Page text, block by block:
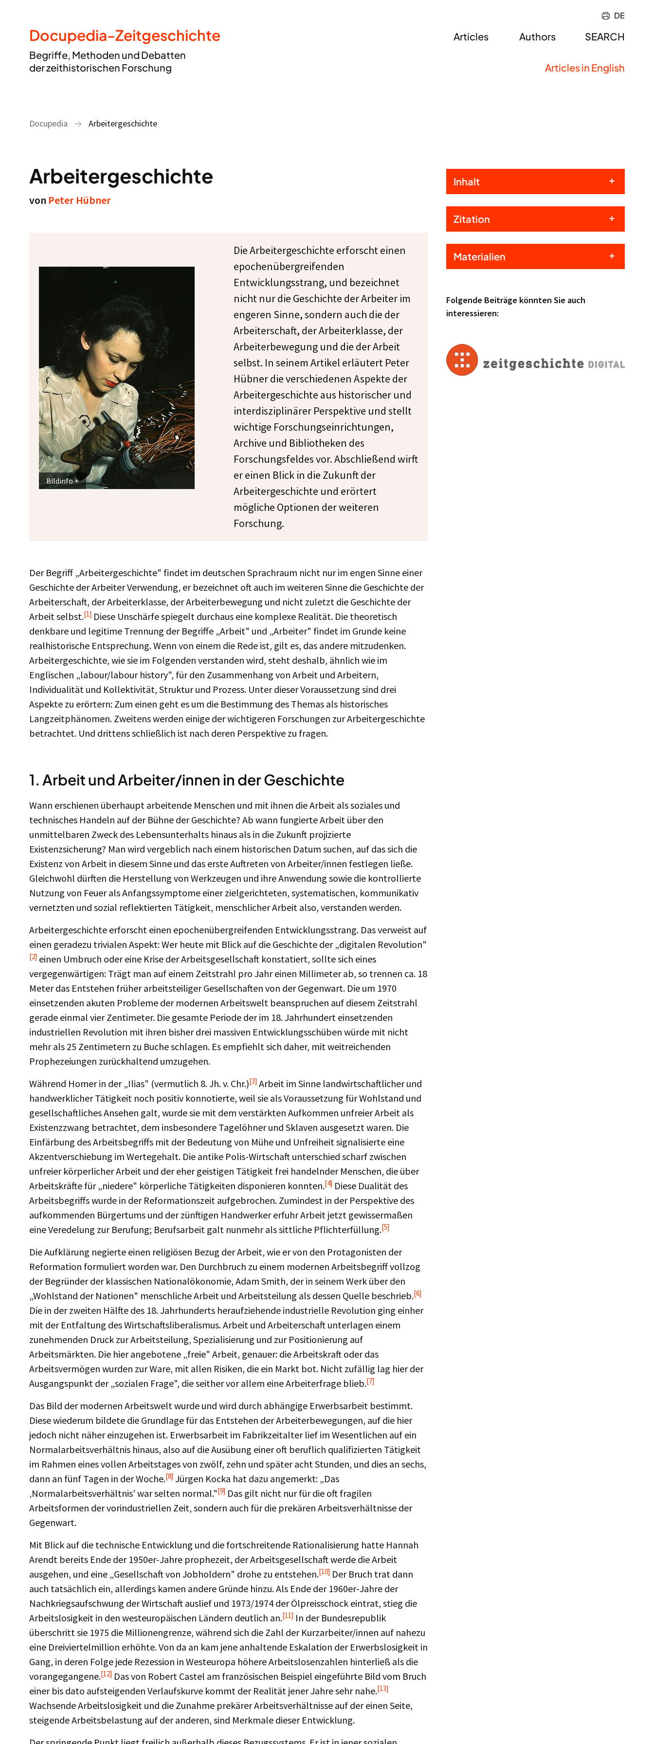
Docupedia-Zeitgeschichte
Begriffe, Methoden und Debatten
der zeithistorischen Forschung
SEARCH
Articles Authors
DE
Articles in English
Docupedia Arbeitergeschichte
Arbeitergeschichte
von Peter Hübner
Bildinfo
Die Arbeitergeschichte erforscht einen
epochenübergreifenden
Entwicklungsstrang, und bezeichnet
nicht nur die Geschichte der Arbeiter im
engeren Sinne, sondern auch die der
Arbeiterschaft, der Arbeiterklasse, der
Arbeiterbewegung und die der Arbeit
selbst. In seinem Artikel erläutert Peter
Hübner die verschiedenen Aspekte der
Arbeitergeschichte aus historischer und
interdisziplinärer Perspektive und stellt
wichtige Forschungseinrichtungen,
Archive und Bibliotheken des
Forschungsfeldes vor. Abschließend wirft
er einen Blick in die Zukunft der
Arbeitergeschichte und erörtert
mögliche Optionen der weiteren
Forschung.
Der Begriff „Arbeitergeschichte" findet im deutschen Sprachraum nicht nur im engen Sinne einer
Geschichte der Arbeiter Verwendung, er bezeichnet oft auch im weiteren Sinne die Geschichte der
Arbeiterschaft, der Arbeiterklasse, der Arbeiterbewegung und nicht zuletzt die Geschichte der
Arbeit selbst.[1] Diese Unschärfe spiegelt durchaus eine komplexe Realität. Die theoretisch
denkbare und legitime Trennung der Begriffe „Arbeit" und „Arbeiter" findet im Grunde keine
realhistorische Entsprechung. Wenn von einem die Rede ist, gilt es, das andere mitzudenken.
Arbeitergeschichte, wie sie im Folgenden verstanden wird, steht deshalb, ähnlich wie im
Englischen „labour/labour history", für den Zusammenhang von Arbeit und Arbeitern,
Individualität und Kollektivität, Struktur und Prozess. Unter dieser Voraussetzung sind drei
Aspekte zu erörtern: Zum einen geht es um die Bestimmung des Themas als historisches
Langzeitphänomen. Zweitens werden einige der wichtigeren Forschungen zur Arbeitergeschichte
betrachtet. Und drittens schließlich ist nach deren Perspektive zu fragen.
1. Arbeit und Arbeiter/innen in der Geschichte
Wann erschienen überhaupt arbeitende Menschen und mit ihnen die Arbeit als soziales und
technisches Handeln auf der Bühne der Geschichte? Ab wann fungierte Arbeit über den
unmittelbaren Zweck des Lebensunterhalts hinaus als in die Zukunft projizierte
Existenzsicherung? Man wird vergeblich nach einem historischen Datum suchen, auf das sich die
Existenz von Arbeit in diesem Sinne und das erste Auftreten von Arbeiter/innen festlegen ließe.
Gleichwohl dürften die Herstellung von Werkzeugen und ihre Anwendung sowie die kontrollierte
Nutzung von Feuer als Anfangssymptome einer zielgerichteten, systematischen, kommunikativ
vernetzten und sozial reflektierten Tätigkeit, menschlicher Arbeit also, verstanden werden.
Arbeitergeschichte erforscht einen epochenübergreifenden Entwicklungsstrang. Das verweist auf
einen geradezu trivialen Aspekt: Wer heute mit Blick auf die Geschichte der „digitalen Revolution"
[2] einen Umbruch oder eine Krise der Arbeitsgesellschaft konstatiert, sollte sich eines
vergegenwärtigen: Trägt man auf einem Zeitstrahl pro Jahr einen Millimeter ab, so trennen ca. 18
Meter das Entstehen früher arbeitsteiliger Gesellschaften von der Gegenwart. Die um 1970
einsetzenden akuten Probleme der modernen Arbeitswelt beanspruchen auf diesem Zeitstrahl
gerade einmal vier Zentimeter. Die gesamte Periode der im 18. Jahrhundert einsetzenden
industriellen Revolution mit ihren bisher drei massiven Entwicklungsschüben würde mit nicht
mehr als 25 Zentimetern zu Buche schlagen. Es empfiehlt sich daher, mit weitreichenden
Prophezeiungen zurückhaltend umzugehen.
Während Homer in der „Ilias" (vermutlich 8. Jh. v. Chr.)[3] Arbeit im Sinne landwirtschaftlicher und
handwerklicher Tätigkeit noch positiv konnotierte, weil sie als Voraussetzung für Wohlstand und
gesellschaftliches Ansehen galt, wurde sie mit dem verstärkten Aufkommen unfreier Arbeit als
Existenzzwang betrachtet, dem insbesondere Tagelöhner und Sklaven ausgesetzt waren. Die
Einfärbung des Arbeitsbegriffs mit der Bedeutung von Mühe und Unfreiheit signalisierte eine
Akzentverschiebung im Wertegehalt. Die antike Polis-Wirtschaft unterschied scharf zwischen
unfreier körperlicher Arbeit und der eher geistigen Tätigkeit frei handelnder Menschen, die über
Arbeitskräfte für „niedere" körperliche Tätigkeiten disponieren konnten.[4] Diese Dualität des
Arbeitsbegriffs wurde in der Reformationszeit aufgebrochen. Zumindest in der Perspektive des
aufkommenden Bürgertums und der zünftigen Handwerker erfuhr Arbeit jetzt gewissermaßen
eine Veredelung zur Berufung; Berufsarbeit galt nunmehr als sittliche Pflichterfüllung.[5]
Die Aufklärung negierte einen religiösen Bezug der Arbeit, wie er von den Protagonisten der
Reformation formuliert worden war. Den Durchbruch zu einem modernen Arbeitsbegriff vollzog
der Begründer der klassischen Nationalökonomie, Adam Smith, der in seinem Werk über den
„Wohlstand der Nationen" menschliche Arbeit und Arbeitsteilung als dessen Quelle beschrieb.[6]
Die in der zweiten Hälfte des 18. Jahrhunderts heraufziehende industrielle Revolution ging einher
mit der Entfaltung des Wirtschaftsliberalismus. Arbeit und Arbeiterschaft unterlagen einem
zunehmenden Druck zur Arbeitsteilung, Spezialisierung und zur Positionierung auf
Arbeitsmärkten. Die hier angebotene „freie" Arbeit, genauer: die Arbeitskraft oder das
Arbeitsvermögen wurden zur Ware, mit allen Risiken, die ein Markt bot. Nicht zufällig lag hier der
Ausgangspunkt der „sozialen Frage", die seither vor allem eine Arbeiterfrage blieb.[7]
Das Bild der modernen Arbeitswelt wurde und wird durch abhängige Erwerbsarbeit bestimmt.
Diese wiederum bildete die Grundlage für das Entstehen der Arbeiterbewegungen, auf die hier
jedoch nicht näher einzugehen ist. Erwerbsarbeit im Fabrikzeitalter lief im Wesentlichen auf ein
Normalarbeitsverhältnis hinaus, also auf die Ausübung einer oft beruflich qualifizierten Tätigkeit
im Rahmen eines vollen Arbeitstages von zwölf, zehn und später acht Stunden, und dies an sechs,
dann an fünf Tagen in der Woche.[8] Jürgen Kocka hat dazu angemerkt: „Das
‚Normalarbeitsverhältnis' war selten normal."[9] Das gilt nicht nur für die oft fragilen
Arbeitsformen der vorindustriellen Zeit, sondern auch für die prekären Arbeitsverhältnisse der
Gegenwart.
Mit Blick auf die technische Entwicklung und die fortschreitende Rationalisierung hatte Hannah
Arendt bereits Ende der 1950er-Jahre prophezeit, der Arbeitsgesellschaft werde die Arbeit
ausgehen, und eine „Gesellschaft von Jobholdern" drohe zu entstehen.[10] Der Bruch trat dann
auch tatsächlich ein, allerdings kamen andere Gründe hinzu. Als Ende der 1960er-Jahre der
Nachkriegsaufschwung der Wirtschaft auslief und 1973/1974 der Ölpreisschock eintrat, stieg die
Arbeitslosigkeit in den westeuropäischen Ländern deutlich an.[11] In der Bundesrepublik
überschritt sie 1975 die Millionengrenze, während sich die Zahl der Kurzarbeiter/innen auf nahezu
eine Dreiviertelmillion erhöhte. Von da an kam jene anhaltende Eskalation der Erwerbslosigkeit in
Gang, in deren Folge jede Rezession in Westeuropa höhere Arbeitslosenzahlen hinterließ als die
vorangegangene.[12] Das von Robert Castel am französischen Beispiel eingeführte Bild vom Bruch
einer bis dato aufsteigenden Verlaufskurve kommt der Realität jener Jahre sehr nahe.[13]
Wachsende Arbeitslosigkeit und die Zunahme prekärer Arbeitsverhältnisse auf der einen Seite,
steigende Arbeitsbelastung auf der anderen, sind Merkmale dieser Entwicklung.
Inhalt
Zitation
Materialien
Folgende Beiträge könnten Sie auch
interessieren: